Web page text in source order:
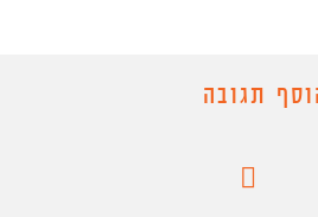
תגובה